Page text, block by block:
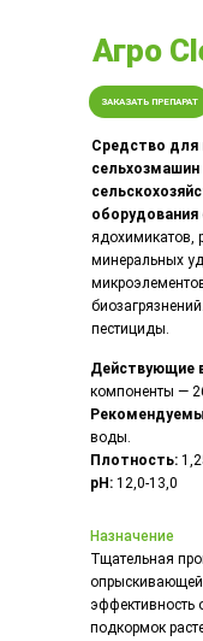
Средство для
сельхозмашин
оборудования
ядохимикатов,
минеральных
пестициды.
Действующие
компоненты —
воды.
Плотность:
pH: 12,0-13,0
Назначение
Тщательная
эффективность
подкормок
Агро
ЗАКАЗАТЬ ПРЕПАРАТ